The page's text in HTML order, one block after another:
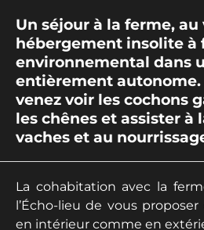
Un séjour à la ferme,
hébergement insolite à
environnemental dans
entièrement
venez voir les cochons
les chênes et assister à
vaches et au
La cohabitation avec la
l’Écho-lieu de vous
en intérieur comme en